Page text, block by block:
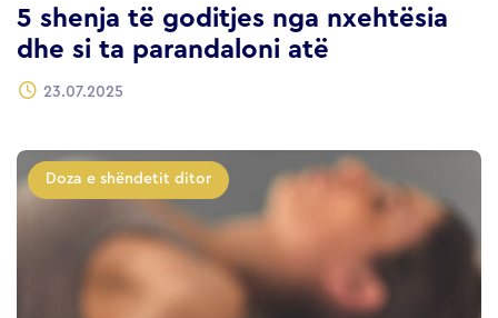
5 shenja të goditjes nga nxehtësia
dhe si ta parandaloni atë
23.07.2025
Doza e shëndetit ditor